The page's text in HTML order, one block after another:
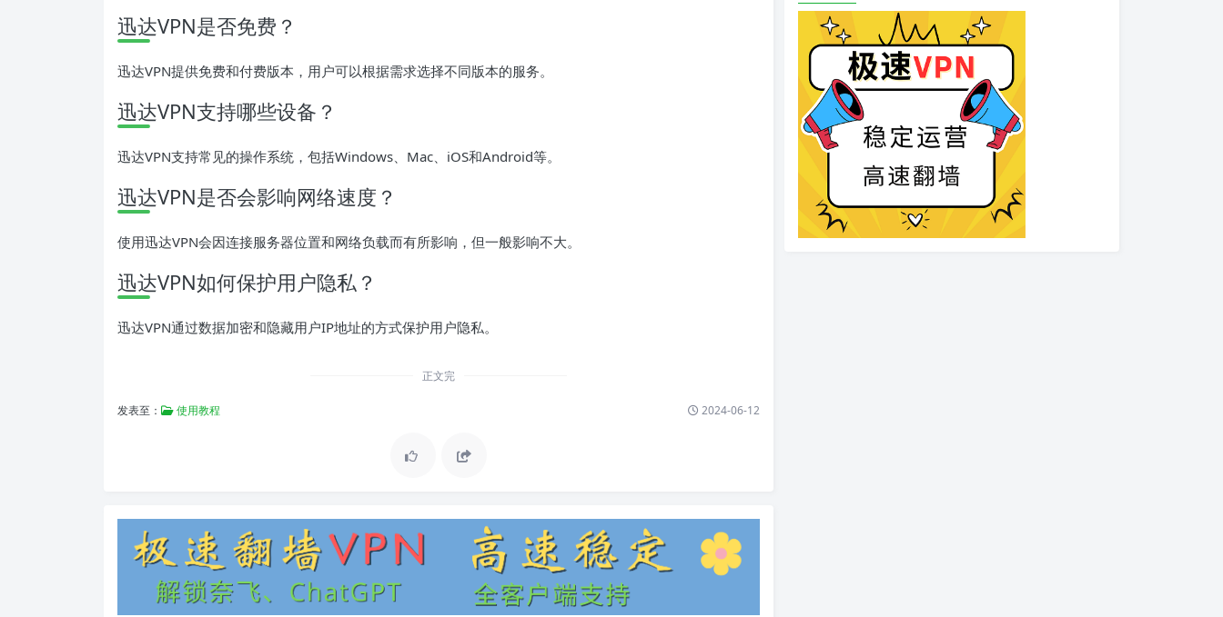
迅达VPN是否免费？
迅达VPN提供免费和付费版本，用户可以根据需求选择不同版本的服务。
迅达VPN支持哪些设备？
迅达VPN支持常见的操作系统，包括Windows、Mac、iOS和Android等。
迅达VPN是否会影响网络速度？
使用迅达VPN会因连接服务器位置和网络负载而有所影响，但一般影响不大。
迅达VPN如何保护用户隐私？
迅达VPN通过数据加密和隐藏用户IP地址的方式保护用户隐私。
正文完
发表至： 使用教程 2024-06-12